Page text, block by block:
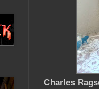
Charles